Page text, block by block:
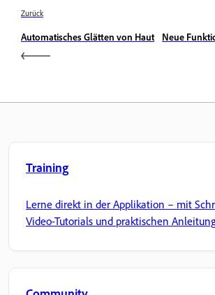
Zurück
Automatisches Glätten von Haut
Neue
Training
Lerne direkt in der Applikation – mit
Video-Tutorials und praktischen